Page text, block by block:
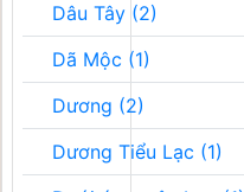
Dâu Tây (2)
Dã Mộc (1)
Dương (2)
Dương Tiểu Lạc (1)